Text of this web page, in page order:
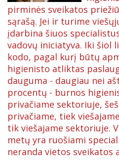
pirminės sveikatos
sąrašą. Jei ir turime
įdarbina šiuos
vadovų iniciatyva. Iki šiol
kodo, pagal kurį būtų
higienisto atliktas
dauguma - daugiau nei
procentų - burnos
privačiame sektoriuje,
privačiame, tiek
tik viešajame sektoriuje.
metų yra ruošiami
neranda vietos sveikatos